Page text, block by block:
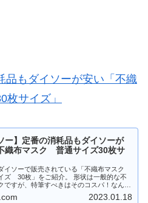
品もダイソーが安い「不織
サイズ」
ー】定番の消耗品もダイソーが
織布マスク 普通サイズ30枚サ
イソーで販売されている「不織布マスク
ズ 30枚」をご紹介。 形状は一般的な不
ですが、特筆すべきはそのコスパ！なんと
100円＋税なのです。
2023.01.18